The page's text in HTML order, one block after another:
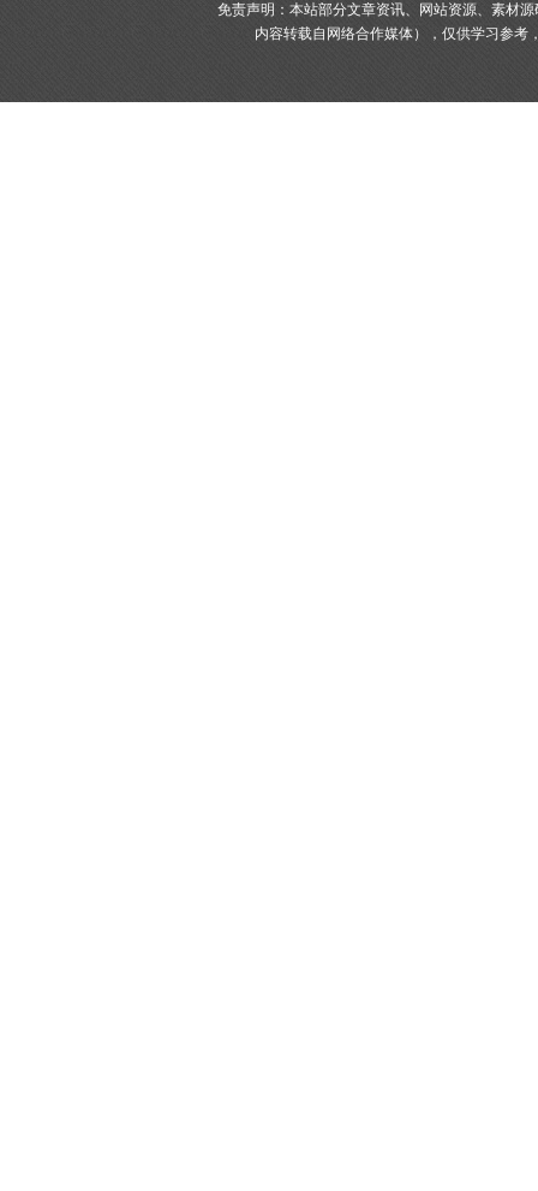
免责声明：本站部分文章资讯、网站资源、素材
内容转载自网络合作媒体），仅供学习参